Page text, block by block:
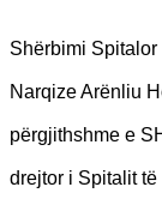
Shërbimi
Narqize Arënliu
përgjithshme e
drejtor i Spitalit